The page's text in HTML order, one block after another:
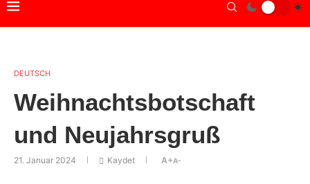
DEUTSCH
Weihnachtsbotschaft
und Neujahrsgruß
21. Januar 2024 Kaydet A+A-